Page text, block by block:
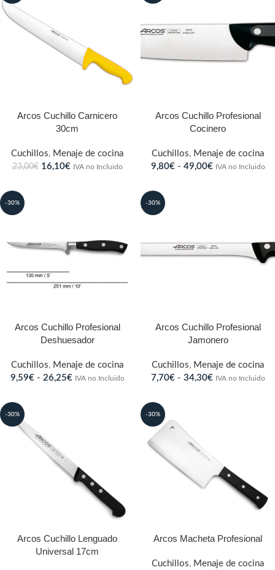
Arcos Cuchillo Carnicero
30cm
Cuchillos, Menaje de cocina
23,00€ 16,10€ IVA no Incluido
Arcos Cuchillo Profesional
Cocinero
Cuchillos, Menaje de cocina
9,80€ - 49,00€ IVA no Incluido
-30%
Arcos Cuchillo Profesional
Deshuesador
Cuchillos, Menaje de cocina
9,59€ - 26,25€ IVA no Incluido
-30%
Arcos Cuchillo Profesional
Jamonero
Cuchillos, Menaje de cocina
7,70€ - 34,30€ IVA no Incluido
-30%
Arcos Cuchillo Lenguado
Universal 17cm
-30%
Arcos Macheta Profesional
Cuchillos, Menaje de cocina